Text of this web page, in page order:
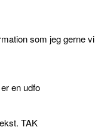
som jeg gerne
en udfo
TAK